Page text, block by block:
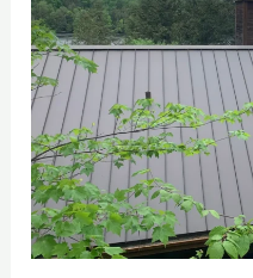
pour
Remplacer
Votre
Toiture
avec
des
Tuiles